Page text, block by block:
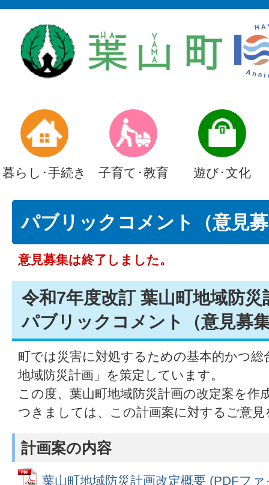
暮らし･手続き 子育て･教育 遊び･文化
パブリックコメント（意見
意見募集は終了しました。
令和7年度改訂 葉山町地域防
パブリックコメント（意見募
町では災害に対処するための基本的かつ総
地域防災計画」を策定しています。
この度、葉山町地域防災計画の改定案を作
つきましては、この計画案に対するご意
計画案の内容
葉山町地域防災計画改定概要 (PDFフ